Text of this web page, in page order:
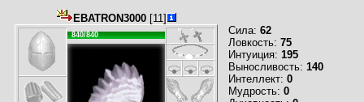
EBATRON3000[11]
840/840 Сила: 62
Ловкость: 75
Интуиция: 195
Выносливость: 140
Интеллект: 0
Мудрость: 0